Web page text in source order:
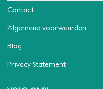
Contact
Algemene voorwaarden
Blog
Privacy Statement